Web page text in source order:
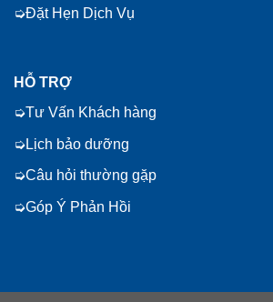
Đặt Hẹn Dịch Vụ
HỖ TRỢ
Tư Vấn Khách hàng
Lịch bảo dưỡng
Câu hỏi thường gặp
Góp Ý Phản Hồi